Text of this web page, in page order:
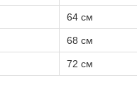
64 см
68 см
72 см